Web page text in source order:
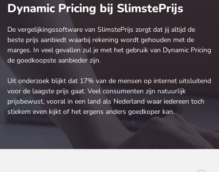
Dynamic Pricing bij SlimstePrijs
De vergelijkingssoftware van SlimstePrijs zorgt dat jij altijd de
beste prijs aanbiedt waarbij rekening wordt gehouden met de
marges. In veel gevallen zul je met het gebruik van Dynamic Pricing
de goedkoopste aanbieder zijn.
Uit onderzoek blijkt dat 17% van de mensen op internet uitsluitend
voor de laagste prijs gaat. Veel consumenten zijn natuurlijk
prijsbewust, vooral in een land als Nederland waar iedereen toch
stiekem even kijkt of het ergens anders goedkoper kan.